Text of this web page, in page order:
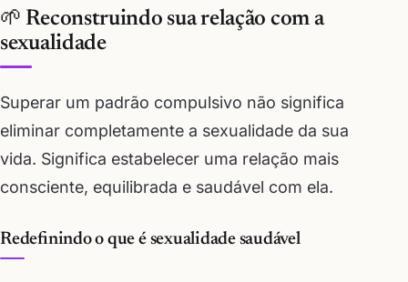
🌱 Reconstruindo sua relação com a
sexualidade
Superar um padrão compulsivo não significa
eliminar completamente a sexualidade da sua
vida. Significa estabelecer uma relação mais
consciente, equilibrada e saudável com ela.
Redefinindo o que é sexualidade saudável